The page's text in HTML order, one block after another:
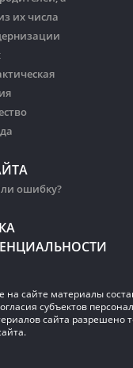
их числа
ошибку?
на сайте материалы
субъектов
сайта разрешено